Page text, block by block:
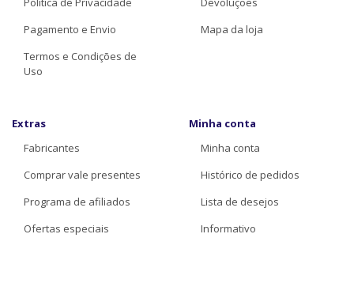
Pagamento e Envio
Termos e Condições de
Uso
Mapa da loja
Extras
Fabricantes
Comprar vale presentes
Programa de afiliados
Ofertas especiais
Minha conta
Minha conta
Histórico de pedidos
Lista de desejos
Informativo